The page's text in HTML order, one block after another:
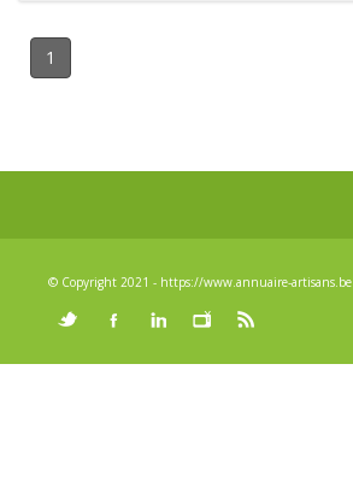
1
© Copyright 2021 - https://www.annuaire-artisans.be